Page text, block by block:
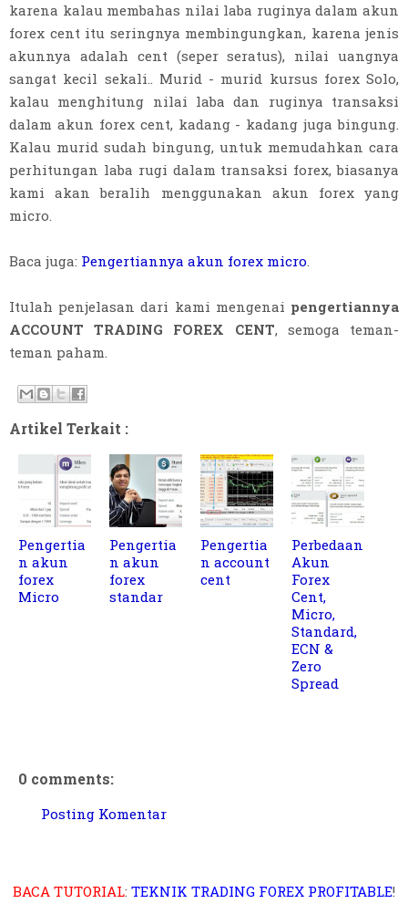
karena kalau membahas nilai laba ruginya dalam akun
forex cent itu seringnya membingungkan, karena jenis
akunnya adalah cent (seper seratus), nilai uangnya
sangat kecil sekali.. Murid - murid kursus forex Solo,
kalau menghitung nilai laba dan ruginya transaksi
dalam akun forex cent, kadang - kadang juga bingung.
Kalau murid sudah bingung, untuk memudahkan cara
perhitungan laba rugi dalam transaksi forex, biasanya
kami akan beralih menggunakan akun forex yang
micro.
Baca juga: Pengertiannya akun forex micro.
Itulah penjelasan dari kami mengenai pengertiannya
ACCOUNT TRADING FOREX CENT, semoga teman-
teman paham.
Artikel Terkait :
Pengertia
n akun
forex
Micro
Pengertia
n akun
forex
standar
Pengertia
n account
cent
Perbedaan
Akun
Forex
Cent,
Micro,
Standard,
ECN &
Zero
Spread
0 comments:
Posting Komentar
BACA TUTORIAL: TEKNIK TRADING FOREX PROFITABLE!